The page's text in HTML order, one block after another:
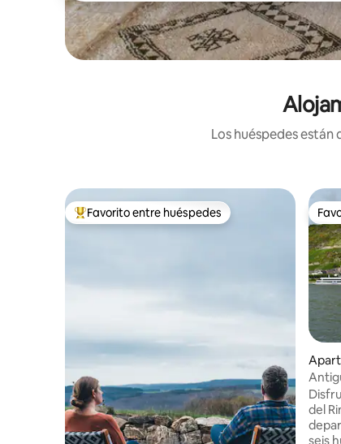
Los huéspedes
Favorito entre huéspedes preferido
Favorito entre huéspedes
del
seis